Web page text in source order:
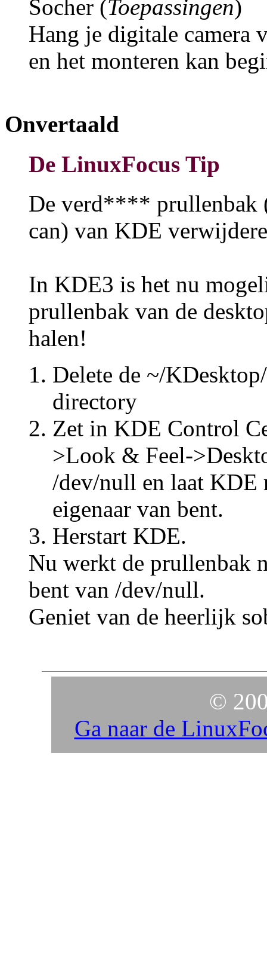
Socher (Toepassingen)
Hang je digitale camera
en het monteren kan
Onvertaald
De LinuxFocus Tip
De verd**** prullenbak
can) van KDE
In KDE3 is het nu
prullenbak van de
halen!
Delete de ~/
directory
Zet in KDE Control
>Look & Feel-
/dev/null en laat KDE
eigenaar van bent.
Herstart KDE.
Nu werkt de prullenbak
bent van /dev/null.
Geniet van de heerlijk
©
Ga naar de